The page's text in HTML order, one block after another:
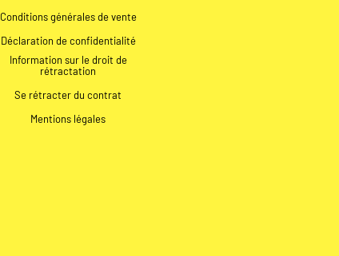
Conditions générales de vente
Déclaration de confidentialité
Information sur le droit de
rétractation
Se rétracter du contrat
Mentions légales